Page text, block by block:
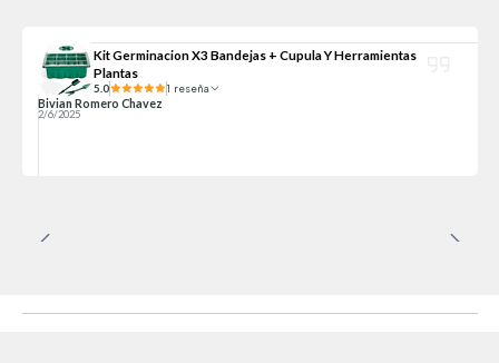
Kit Germinacion X3 Bandejas + Cupula Y Herramientas
Plantas
5.0 1 reseña
Bivian Romero Chavez
2/6/2025